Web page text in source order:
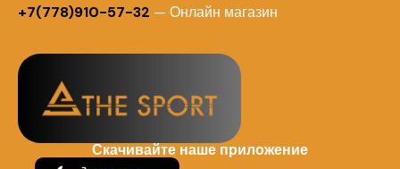
+7(778)910-57-32 — Онлайн магазин
Скачивайте наше приложение